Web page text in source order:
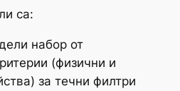
са:
набор от
(физични и
за течни филтри